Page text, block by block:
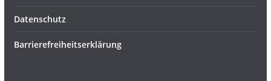
Datenschutz
Barrierefreiheitserklärung